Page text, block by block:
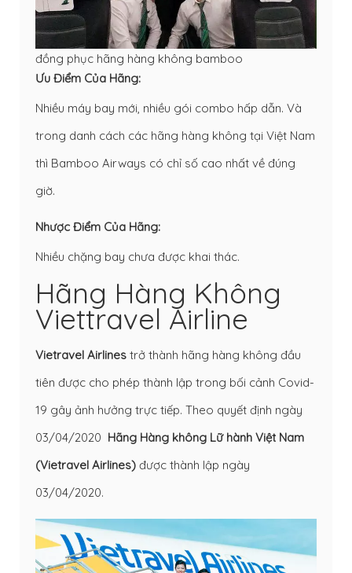
đồng phục hãng hàng không bamboo
Ưu Điểm Của Hãng:
Nhiều máy bay mới, nhiều gói combo hấp dẫn. Và
trong danh cách các hãng hàng không tại Việt Nam
thì Bamboo Airways có chỉ số cao nhất về đúng
giờ.
Nhược Điểm Của Hãng:
Nhiều chặng bay chưa được khai thác.
Hãng Hàng Không
Viettravel Airline
Vietravel Airlines trở thành hãng hàng không đầu
tiên được cho phép thành lập trong bối cảnh Covid-
19 gây ảnh hưởng trực tiếp. Theo quyết định ngày
03/04/2020 Hãng Hàng không Lữ hành Việt Nam
(Vietravel Airlines) được thành lập ngày
03/04/2020.